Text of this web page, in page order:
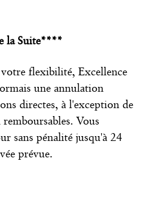
la Suite****
flexibilité, Excellence
une annulation
directes, à l'exception de
Vous
sans pénalité jusqu'à 24
prévue.